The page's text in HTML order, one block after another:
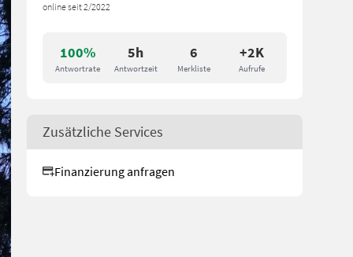
100%
Antwortrate
5h
Antwortzeit
6
Merkliste
+2K
Aufrufe
online seit 2/2022
Zusätzliche Services
Finanzierung anfragen